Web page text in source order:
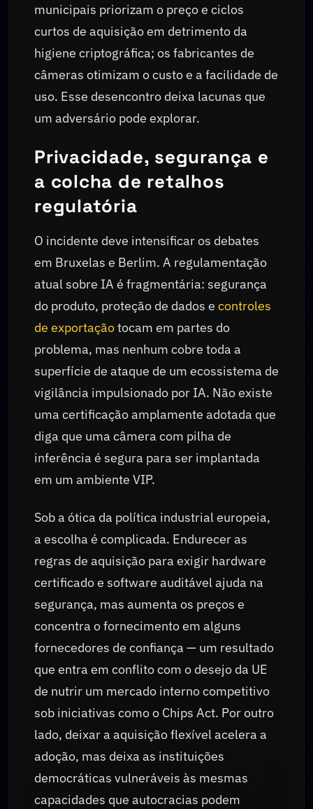
municipais priorizam o preço e ciclos
curtos de aquisição em detrimento da
higiene criptográfica; os fabricantes de
câmeras otimizam o custo e a facilidade de
uso. Esse desencontro deixa lacunas que
um adversário pode explorar.
Privacidade, segurança e
a colcha de retalhos
regulatória
O incidente deve intensificar os debates
em Bruxelas e Berlim. A regulamentação
atual sobre IA é fragmentária: segurança
do produto, proteção de dados e controles
de exportaçãotocam em partes do
problema, mas nenhum cobre toda a
superfície de ataque de um ecossistema de
vigilância impulsionado por IA. Não existe
uma certificação amplamente adotada que
diga que uma câmera com pilha de
inferência é segura para ser implantada
em um ambiente VIP.
Sob a ótica da política industrial europeia,
a escolha é complicada. Endurecer as
regras de aquisição para exigir hardware
certificado e software auditável ajuda na
segurança, mas aumenta os preços e
concentra o fornecimento em alguns
fornecedores de confiança — um resultado
que entra em conflito com o desejo da UE
de nutrir um mercado interno competitivo
sob iniciativas como o Chips Act. Por outro
lado, deixar a aquisição flexível acelera a
adoção, mas deixa as instituições
democráticas vulneráveis às mesmas
capacidades que autocracias podem